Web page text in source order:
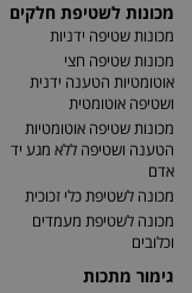
מכונות לשטיפת חלקים
מכונות שטיפה ידניות
מכונות שטיפה חצי
אוטומטיות הטענה ידנית
ושטיפה אוטומטית
מכונות שטיפה אוטומטיות
הטענה ושטיפה ללא מגע יד
אדם
מכונה לשטיפת כלי זכוכית
מכונה לשטיפת מעמדים
וכלובים
גימור מתכות